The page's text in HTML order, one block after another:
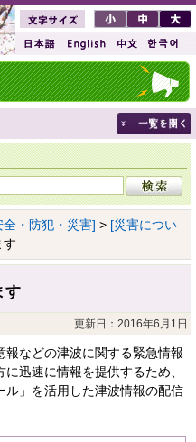
全・防犯・災害] > [災害につい
す
す
更新日：2016年6月1日
などの津波に関する緊急情報
迅速に情報を提供するため、
ル」を活用した津波情報の配信